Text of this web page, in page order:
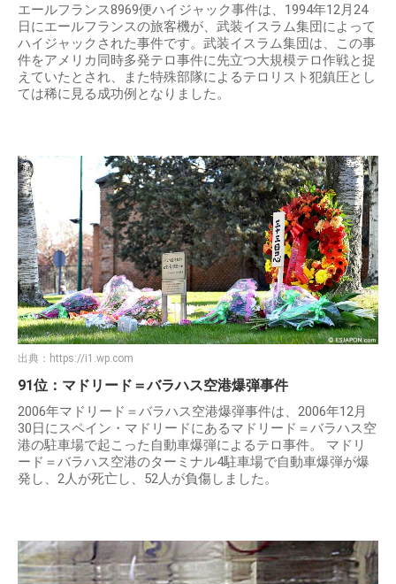
エールフランス8969便ハイジャック事件は、1994年12月24
日にエールフランスの旅客機が、武装イスラム集団によって
ハイジャックされた事件です。武装イスラム集団は、この事
件をアメリカ同時多発テロ事件に先立つ大規模テロ作戦と捉
えていたとされ、また特殊部隊によるテロリスト犯鎮圧とし
ては稀に見る成功例となりました。
出典： https://i1.wp.com
91位：マドリード＝バラハス空港爆弾事件
2006年マドリード＝バラハス空港爆弾事件は、2006年12月
30日にスペイン・マドリードにあるマドリード＝バラハス空
港の駐車場で起こった自動車爆弾によるテロ事件。 マドリ
ード＝バラハス空港のターミナル4駐車場で自動車爆弾が爆
発し、2人が死亡し、52人が負傷しました。